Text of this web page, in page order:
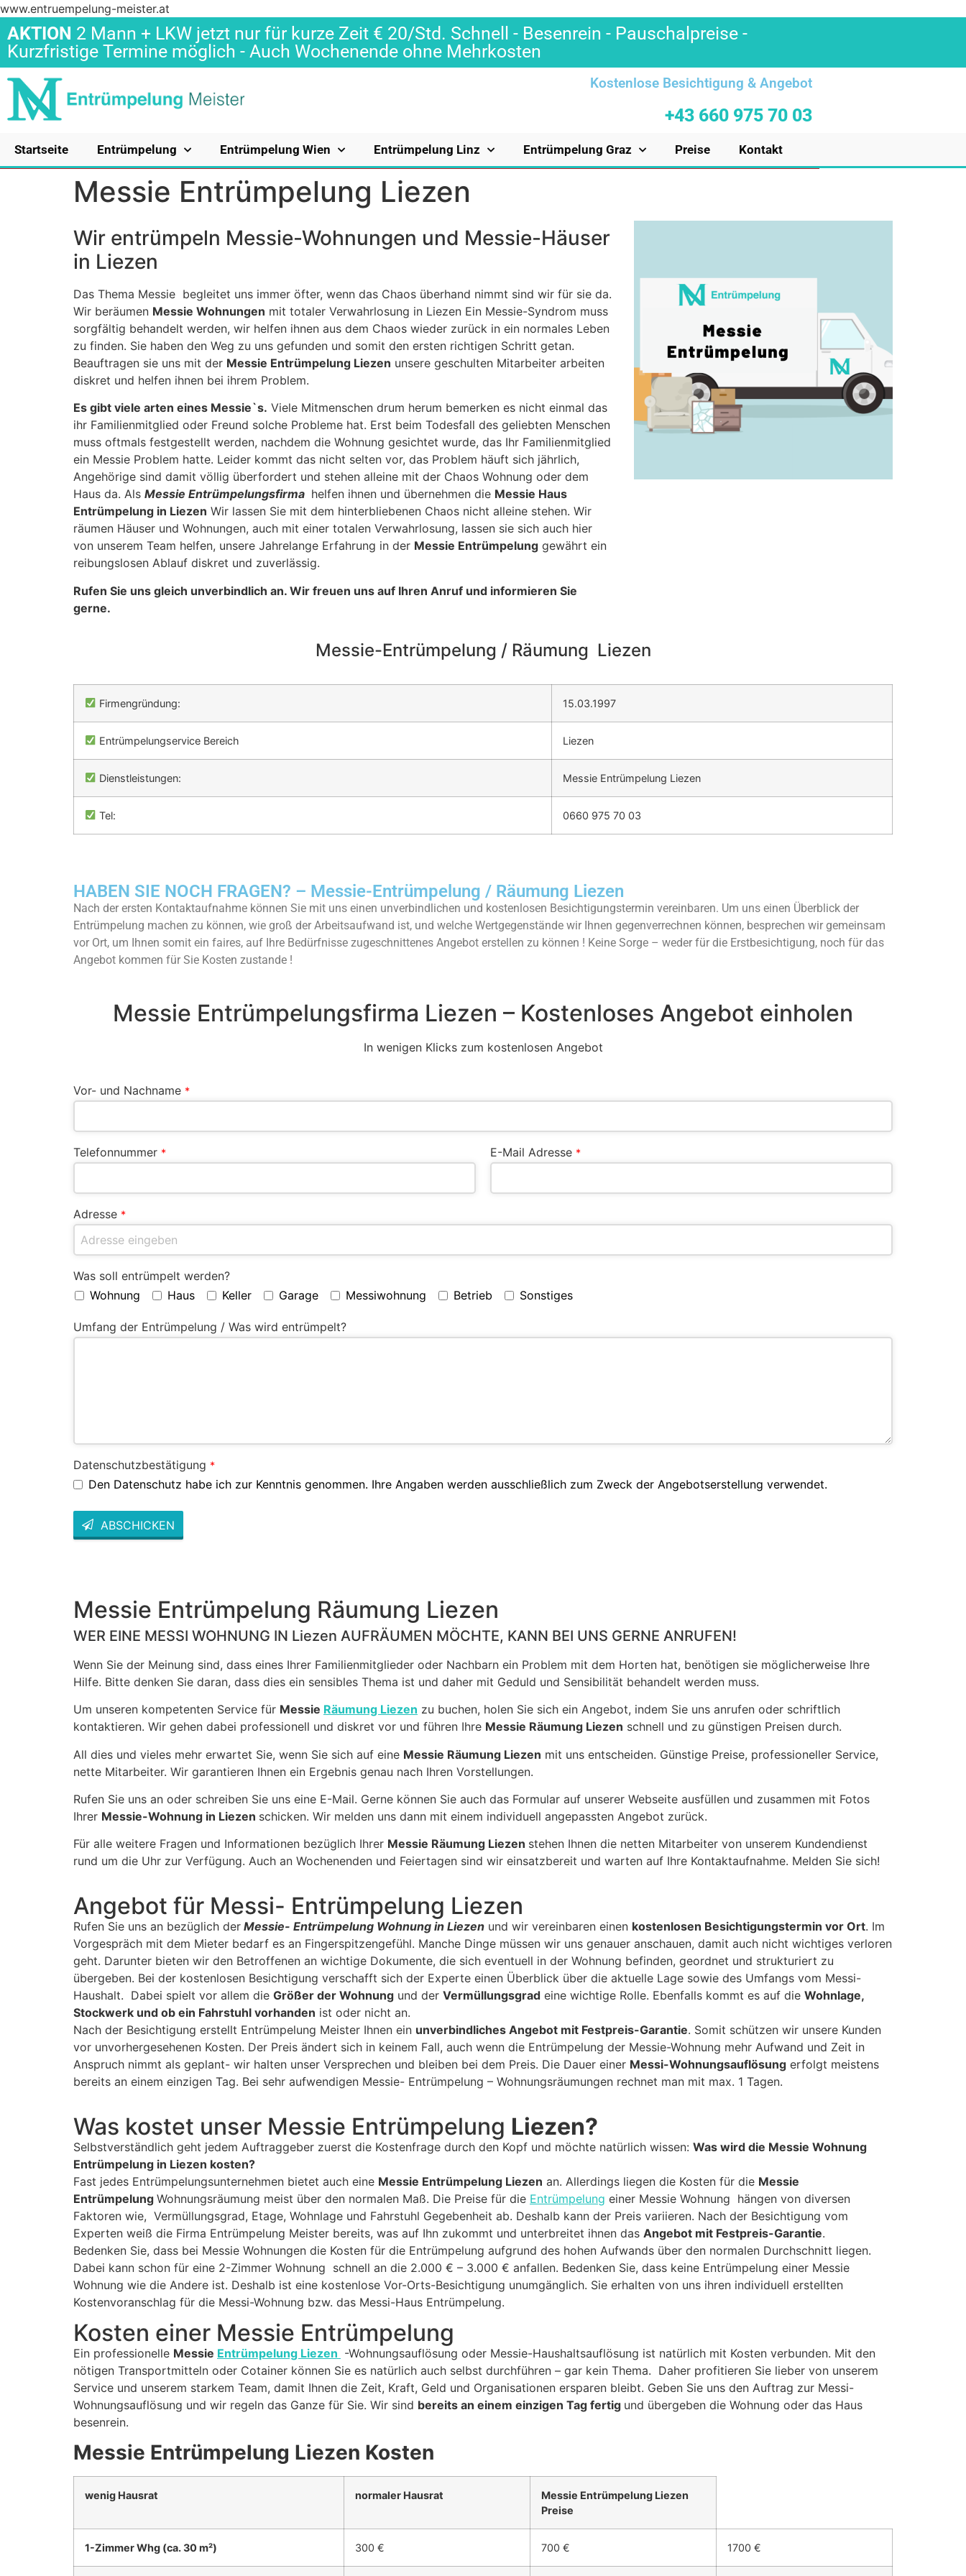
www.entruempelung-meister.at
AKTION 2 Mann + LKW jetzt nur für kurze Zeit € 20/Std. Schnell - Besenrein - Pauschalpreise -
Kurzfristige Termine möglich - Auch Wochenende ohne Mehrkosten
Kostenlose Besichtigung & Angebot
+43 660 975 70 03
Startseite Entrümpelung Entrümpelung Wien Entrümpelung Linz Entrümpelung Graz Preise Kontakt
Messie Entrümpelung Liezen
Wir entrümpeln Messie-Wohnungen und Messie-Häuser
in Liezen
Das Thema Messie begleitet uns immer öfter, wenn das Chaos überhand nimmt sind wir für sie da.
Wir beräumen Messie Wohnungen mit totaler Verwahrlosung in Liezen Ein Messie-Syndrom muss
sorgfältig behandelt werden, wir helfen ihnen aus dem Chaos wieder zurück in ein normales Leben
zu finden. Sie haben den Weg zu uns gefunden und somit den ersten richtigen Schritt getan.
Beauftragen sie uns mit der Messie Entrümpelung Liezen unsere geschulten Mitarbeiter arbeiten
diskret und helfen ihnen bei ihrem Problem.
Es gibt viele arten eines Messie`s. Viele Mitmenschen drum herum bemerken es nicht einmal das
ihr Familienmitglied oder Freund solche Probleme hat. Erst beim Todesfall des geliebten Menschen
muss oftmals festgestellt werden, nachdem die Wohnung gesichtet wurde, das Ihr Familienmitglied
ein Messie Problem hatte. Leider kommt das nicht selten vor, das Problem häuft sich jährlich,
Angehörige sind damit völlig überfordert und stehen alleine mit der Chaos Wohnung oder dem
Haus da. Als Messie Entrümpelungsfirma helfen ihnen und übernehmen die Messie Haus
Entrümpelung in Liezen Wir lassen Sie mit dem hinterbliebenen Chaos nicht alleine stehen. Wir
räumen Häuser und Wohnungen, auch mit einer totalen Verwahrlosung, lassen sie sich auch hier
von unserem Team helfen, unsere Jahrelange Erfahrung in der Messie Entrümpelung gewährt ein
reibungslosen Ablauf diskret und zuverlässig.
Rufen Sie uns gleich unverbindlich an. Wir freuen uns auf Ihren Anruf und informieren Sie
gerne.
Messie-Entrümpelung / Räumung Liezen
Firmengründung: 15.03.1997
Entrümpelungservice Bereich Liezen
Dienstleistungen: Messie Entrümpelung Liezen
Tel: 0660 975 70 03
HABEN SIE NOCH FRAGEN? – Messie-Entrümpelung / Räumung Liezen
Nach der ersten Kontaktaufnahme können Sie mit uns einen unverbindlichen und kostenlosen Besichtigungstermin vereinbaren. Um uns einen Überblick der
Entrümpelung machen zu können, wie groß der Arbeitsaufwand ist, und welche Wertgegenstände wir Ihnen gegenverrechnen können, besprechen wir gemeinsam
vor Ort, um Ihnen somit ein faires, auf Ihre Bedürfnisse zugeschnittenes Angebot erstellen zu können ! Keine Sorge – weder für die Erstbesichtigung, noch für das
Angebot kommen für Sie Kosten zustande !
Messie Entrümpelungsfirma Liezen – Kostenloses Angebot einholen
In wenigen Klicks zum kostenlosen Angebot
Vor- und Nachname *
Telefonnummer * E-Mail Adresse *
Adresse *
Was soll entrümpelt werden?
Wohnung
Haus Keller Garage Messiwohnung Betrieb Sonstiges
Umfang der Entrümpelung / Was wird entrümpelt?
Datenschutzbestätigung *
Den Datenschutz habe ich zur Kenntnis genommen. Ihre Angaben werden ausschließlich zum Zweck der Angebotserstellung verwendet.
ABSCHICKEN
blank
Messie Entrümpelung Räumung Liezen
WER EINE MESSI WOHNUNG IN Liezen AUFRÄUMEN MÖCHTE, KANN BEI UNS GERNE ANRUFEN!
Wenn Sie der Meinung sind, dass eines Ihrer Familienmitglieder oder Nachbarn ein Problem mit dem Horten hat, benötigen sie möglicherweise Ihre
Hilfe. Bitte denken Sie daran, dass dies ein sensibles Thema ist und daher mit Geduld und Sensibilität behandelt werden muss.
Um unseren kompetenten Service für Messie Räumung Liezen zu buchen, holen Sie sich ein Angebot, indem Sie uns anrufen oder schriftlich
kontaktieren. Wir gehen dabei professionell und diskret vor und führen Ihre Messie Räumung Liezen schnell und zu günstigen Preisen durch.
All dies und vieles mehr erwartet Sie, wenn Sie sich auf eine Messie Räumung Liezen mit uns entscheiden. Günstige Preise, professioneller Service,
nette Mitarbeiter. Wir garantieren Ihnen ein Ergebnis genau nach Ihren Vorstellungen.
Rufen Sie uns an oder schreiben Sie uns eine E-Mail. Gerne können Sie auch das Formular auf unserer Webseite ausfüllen und zusammen mit Fotos
Ihrer Messie-Wohnung in Liezen schicken. Wir melden uns dann mit einem individuell angepassten Angebot zurück.
Für alle weitere Fragen und Informationen bezüglich Ihrer Messie Räumung Liezen stehen Ihnen die netten Mitarbeiter von unserem Kundendienst
rund um die Uhr zur Verfügung. Auch an Wochenenden und Feiertagen sind wir einsatzbereit und warten auf Ihre Kontaktaufnahme. Melden Sie sich!
Angebot für Messi- Entrümpelung Liezen
Rufen Sie uns an bezüglich der Messie- Entrümpelung Wohnung in Liezen und wir vereinbaren einen kostenlosen Besichtigungstermin vor Ort. Im
Vorgespräch mit dem Mieter bedarf es an Fingerspitzengefühl. Manche Dinge müssen wir uns genauer anschauen, damit auch nicht wichtiges verloren
geht. Darunter bieten wir den Betroffenen an wichtige Dokumente, die sich eventuell in der Wohnung befinden, geordnet und strukturiert zu
übergeben. Bei der kostenlosen Besichtigung verschafft sich der Experte einen Überblick über die aktuelle Lage sowie des Umfangs vom Messi-
Haushalt. Dabei spielt vor allem die Größer der Wohnung und der Vermüllungsgrad eine wichtige Rolle. Ebenfalls kommt es auf die Wohnlage,
Stockwerk und ob ein Fahrstuhl vorhanden ist oder nicht an.
Nach der Besichtigung erstellt Entrümpelung Meister Ihnen ein unverbindliches Angebot mit Festpreis-Garantie. Somit schützen wir unsere Kunden
vor unvorhergesehenen Kosten. Der Preis ändert sich in keinem Fall, auch wenn die Entrümpelung der Messie-Wohnung mehr Aufwand und Zeit in
Anspruch nimmt als geplant- wir halten unser Versprechen und bleiben bei dem Preis. Die Dauer einer Messi-Wohnungsauflösung erfolgt meistens
bereits an einem einzigen Tag. Bei sehr aufwendigen Messie- Entrümpelung – Wohnungsräumungen rechnet man mit max. 1 Tagen.
Was kostet unser Messie Entrümpelung Liezen?
Selbstverständlich geht jedem Auftraggeber zuerst die Kostenfrage durch den Kopf und möchte natürlich wissen: Was wird die Messie Wohnung
Entrümpelung in Liezen kosten?
Fast jedes Entrümpelungsunternehmen bietet auch eine Messie Entrümpelung Liezen an. Allerdings liegen die Kosten für die Messie
Entrümpelung Wohnungsräumung meist über den normalen Maß. Die Preise für die Entrümpelung einer Messie Wohnung hängen von diversen
Faktoren wie, Vermüllungsgrad, Etage, Wohnlage und Fahrstuhl Gegebenheit ab. Deshalb kann der Preis variieren. Nach der Besichtigung vom
Experten weiß die Firma Entrümpelung Meister bereits, was auf Ihn zukommt und unterbreitet ihnen das Angebot mit Festpreis-Garantie.
Bedenken Sie, dass bei Messie Wohnungen die Kosten für die Entrümpelung aufgrund des hohen Aufwands über den normalen Durchschnitt liegen.
Dabei kann schon für eine 2-Zimmer Wohnung schnell an die 2.000 € – 3.000 € anfallen. Bedenken Sie, dass keine Entrümpelung einer Messie
Wohnung wie die Andere ist. Deshalb ist eine kostenlose Vor-Orts-Besichtigung unumgänglich. Sie erhalten von uns ihren individuell erstellten
Kostenvoranschlag für die Messi-Wohnung bzw. das Messi-Haus Entrümpelung.
Kosten einer Messie Entrümpelung
Ein professionelle Messie Entrümpelung Liezen -Wohnungsauflösung oder Messie-Haushaltsauflösung ist natürlich mit Kosten verbunden. Mit den
nötigen Transportmitteln oder Cotainer können Sie es natürlich auch selbst durchführen – gar kein Thema. Daher profitieren Sie lieber von unserem
Service und unserem starkem Team, damit Ihnen die Zeit, Kraft, Geld und Organisationen ersparen bleibt. Geben Sie uns den Auftrag zur Messi-
Wohnungsauflösung und wir regeln das Ganze für Sie. Wir sind bereits an einem einzigen Tag fertig und übergeben die Wohnung oder das Haus
besenrein.
Messie Entrümpelung Liezen Kosten
wenig Hausrat normaler Hausrat
Messie Entrümpelung Liezen
Preise
1-Zimmer Whg (ca. 30 m²) 300 € 700 € 1700 €